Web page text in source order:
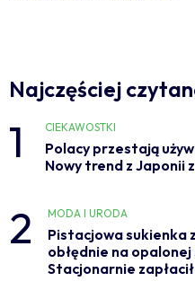
Najczęściej
1 CIEKAWOSTKI
Polacy przestają
Nowy trend z Japonii
2 MODA I URODA
Pistacjowa sukienka
obłędnie na
Stacjonarnie